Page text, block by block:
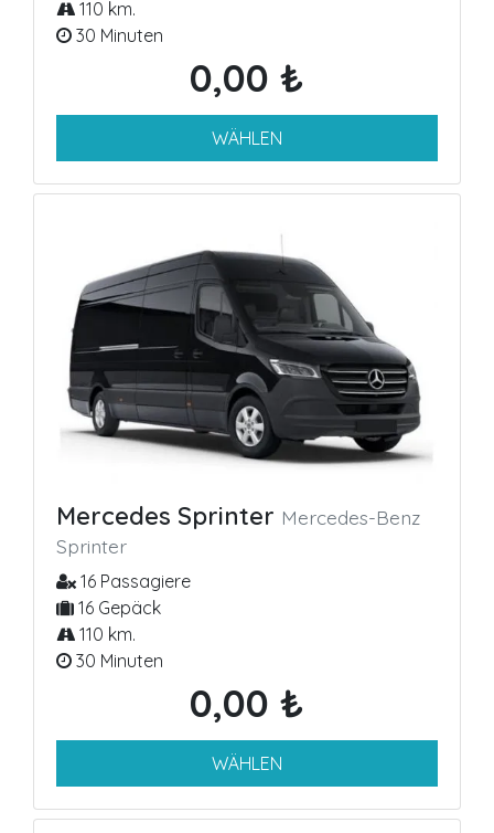
110 km.
30 Minuten
0,00 ₺
Mercedes Sprinter Mercedes-Benz
Sprinter
16 Passagiere
16 Gepäck
110 km.
30 Minuten
0,00 ₺